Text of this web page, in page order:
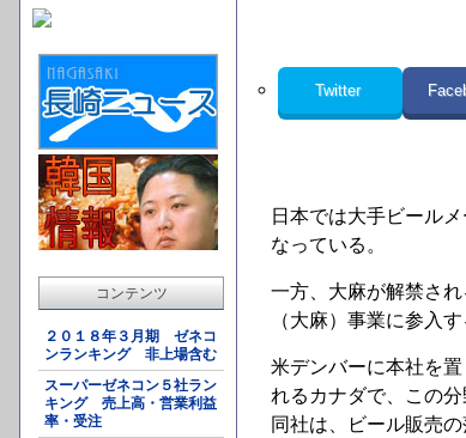
コンテンツ
２０１８年３月期 ゼネコ
ンランキング 非上場含む
スーパーゼネコン５社ラン
キング 売上高・営業利益
率・受注
Twitter
日本では大手ビール
なっている。
一方、大麻が解禁さ
（大麻）事業に参入
米デンバーに本社を
れるカナダで、この分
同社は、ビール販売